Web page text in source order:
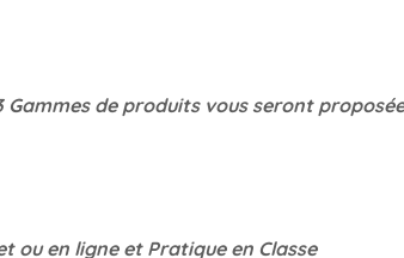
Gammes de produits vous seront
ou en ligne et Pratique en Classe